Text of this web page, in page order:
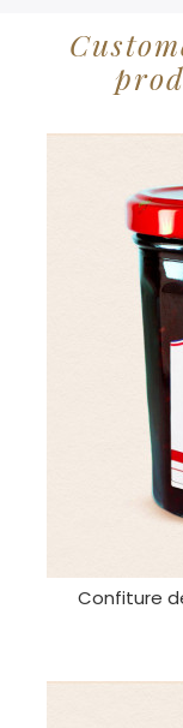
Confiture